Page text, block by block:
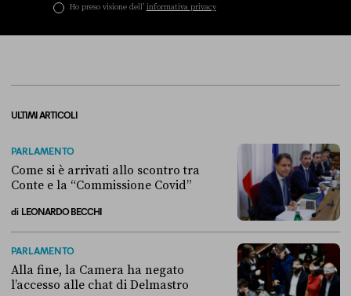
Ho preso visione dell’ informativa privacy
ULTIMI ARTICOLI
PARLAMENTO
Come si è arrivati allo scontro tra
Conte e la “Commissione Covid”
di LEONARDO BECCHI
PARLAMENTO
Alla fine, la Camera ha negato
l’accesso alle chat di Delmastro